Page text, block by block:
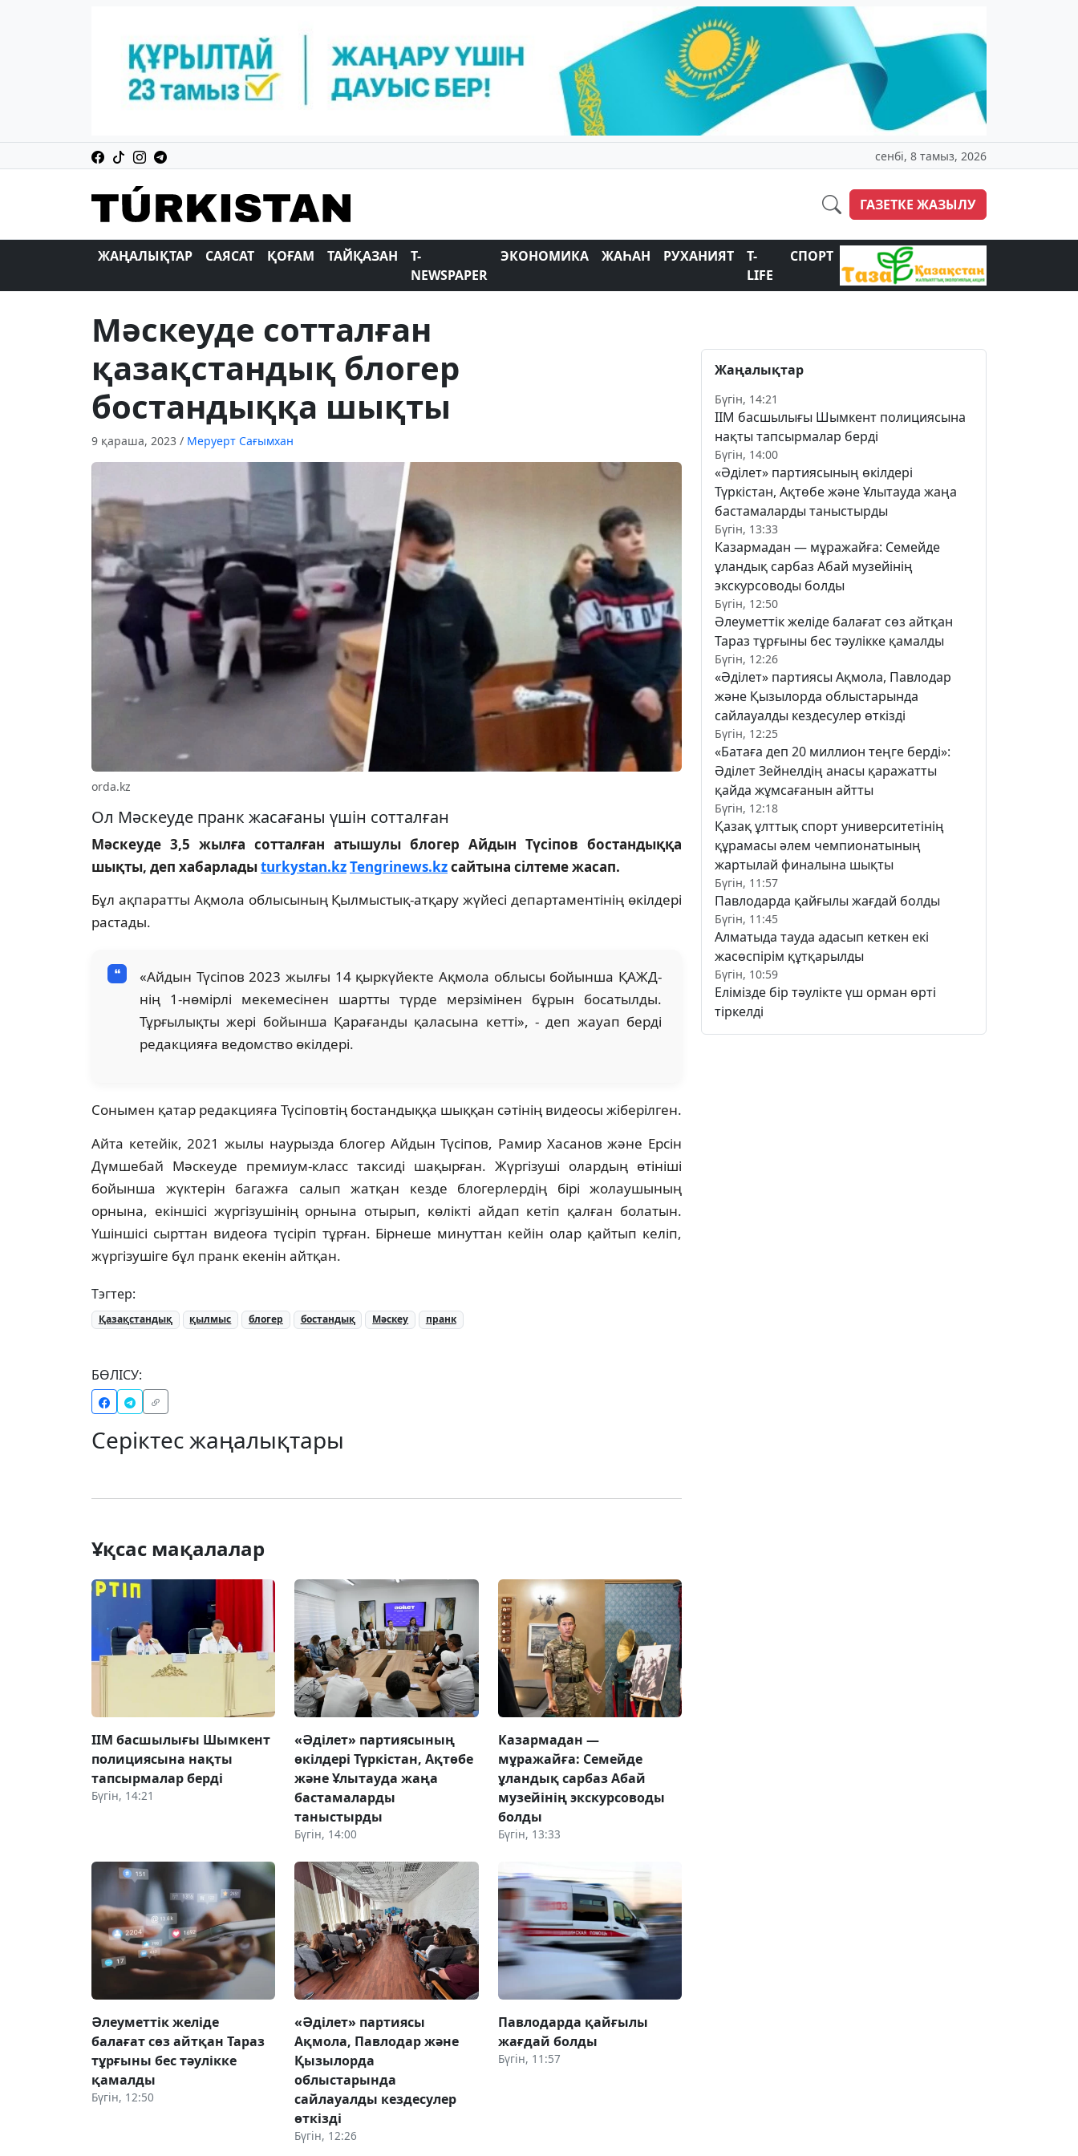
сенбі, 8 тамыз, 2026
ГАЗЕТКЕ ЖАЗЫЛУ
ЖАҢАЛЫҚТАР САЯСАТ ҚОҒАМ ТАЙҚАЗАН
T-
NEWSPAPER
ЭКОНОМИКА ЖАҺАН РУХАНИЯТ
T-
LIFE
СПОРТ
Мәскеуде сотталған
қазақстандық блогер
бостандыққа шықты
9 қараша, 2023 / Меруерт Сағымхан
orda.kz
Ол Мәскеуде пранк жасағаны үшін сотталған
Мәскеуде 3,5 жылға сотталған атышулы блогер Айдын Түсіпов бостандыққа
шықты, деп хабарладыturkystan.kzTengrinews.kzсайтына сілтеме жасап.
Бұл ақпаратты Ақмола облысының Қылмыстық-атқару жүйесі департаментінің өкілдері
растады.
«Айдын Түсіпов 2023 жылғы 14 қыркүйекте Ақмола облысы бойынша ҚАЖД-
нің 1-нөмірлі мекемесінен шартты түрде мерзімінен бұрын босатылды.
Тұрғылықты жері бойынша Қарағанды қаласына кетті», - деп жауап берді
редакцияға ведомство өкілдері.
Сонымен қатар редакцияға Түсіповтің бостандыққа шыққан сәтінің видеосы жіберілген.
Айта кетейік, 2021 жылы наурызда блогер Айдын Түсіпов, Рамир Хасанов және Ерсін
Дүмшебай Мәскеуде премиум-класс таксиді шақырған. Жүргізуші олардың өтініші
бойынша жүктерін багажға салып жатқан кезде блогерлердің бірі жолаушының
орнына, екіншісі жүргізушінің орнына отырып, көлікті айдап кетіп қалған болатын.
Үшіншісі сырттан видеоға түсіріп тұрған. Бірнеше минуттан кейін олар қайтып келіп,
жүргізушіге бұл пранк екенін айтқан.
Тэгтер:
Қазақстандық қылмыс блогер бостандық Мәскеу пранк
БӨЛІСУ:
Серіктес жаңалықтары
Ұқсас мақалалар
ІІМ басшылығы Шымкент
полициясына нақты
тапсырмалар берді
Бүгін, 14:21
«Әділет» партиясының
өкілдері Түркістан, Ақтөбе
және Ұлытауда жаңа
бастамаларды
таныстырды
Бүгін, 14:00
Казармадан —
мұражайға: Семейде
ұландық сарбаз Абай
музейінің экскурсоводы
болды
Бүгін, 13:33
Әлеуметтік желіде
балағат сөз айтқан Тараз
тұрғыны бес тәулікке
қамалды
Бүгін, 12:50
«Әділет» партиясы
Ақмола, Павлодар және
Қызылорда
облыстарында
сайлауалды кездесулер
өткізді
Бүгін, 12:26
Павлодарда қайғылы
жағдай болды
Бүгін, 11:57
Жаңалықтар
Бүгін, 14:21
ІІМ басшылығы Шымкент полициясына
нақты тапсырмалар берді
Бүгін, 14:00
«Әділет» партиясының өкілдері
Түркістан, Ақтөбе және Ұлытауда жаңа
бастамаларды таныстырды
Бүгін, 13:33
Казармадан — мұражайға: Семейде
ұландық сарбаз Абай музейінің
экскурсоводы болды
Бүгін, 12:50
Әлеуметтік желіде балағат сөз айтқан
Тараз тұрғыны бес тәулікке қамалды
Бүгін, 12:26
«Әділет» партиясы Ақмола, Павлодар
және Қызылорда облыстарында
сайлауалды кездесулер өткізді
Бүгін, 12:25
«Батаға деп 20 миллион теңге берді»:
Әділет Зейнелдің анасы қаражатты
қайда жұмсағанын айтты
Бүгін, 12:18
Қазақ ұлттық спорт университетінің
құрамасы әлем чемпионатының
жартылай финалына шықты
Бүгін, 11:57
Павлодарда қайғылы жағдай болды
Бүгін, 11:45
Алматыда тауда адасып кеткен екі
жасөспірім құтқарылды
Бүгін, 10:59
Елімізде бір тәулікте үш орман өрті
тіркелді